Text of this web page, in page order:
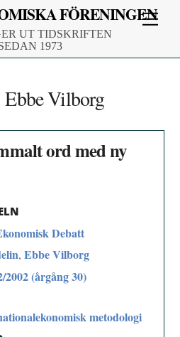
FÖRENINGEN
UT TIDSKRIFTEN
1973
Ebbe Vilborg
ord med ny
Debatt
,Ebbe Vilborg
2002 (årgång 30)
metodologi